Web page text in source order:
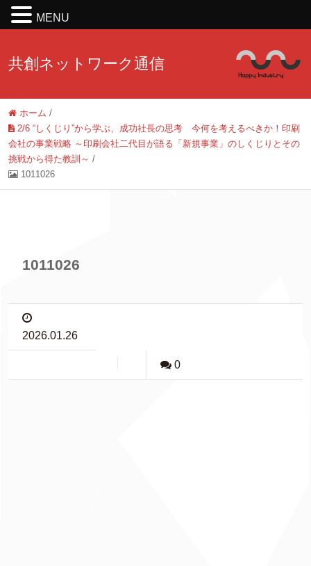
共創ネットワーク通信
ホーム /
2/6 “しくじり”から学ぶ、成功社長の思考 今何を考えるべきか！印刷
会社の事業戦略 ～印刷会社二代目が語る「新規事業」のしくじりとその
挑戦から得た教訓～ /
1011026
1011026
2026.01.26
0
MENU